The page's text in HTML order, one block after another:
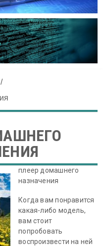
/
плеер домашнего
назначения
Когда вам понравится
какая-либо модель,
вам стоит
попробовать
воспроизвести на ней